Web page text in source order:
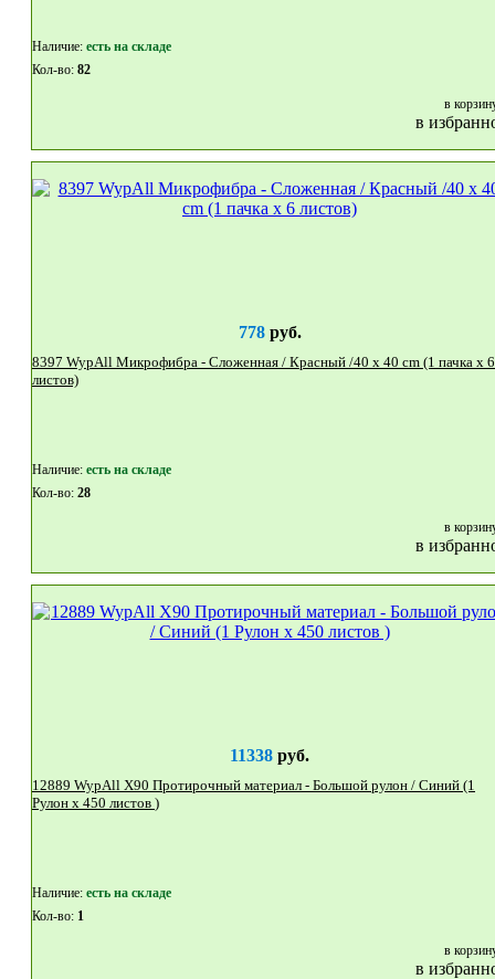
Наличие: eсть на складе
Кол-во: 82
в
в
778руб.
8397 WypAll Микрофибра - Сложенная / Красный /40 x 40 cm (1 пачка x 6
листов)
Наличие: eсть на складе
Кол-во: 28
в
в
11338 руб.
12889 WypAll X90 Протирочный материал - Большой рулон / Синий (1
Рулон x 450 листов )
Наличие: eсть на складе
Кол-во: 1
в
в